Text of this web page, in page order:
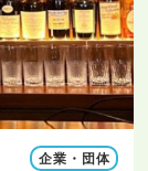
企業・団体